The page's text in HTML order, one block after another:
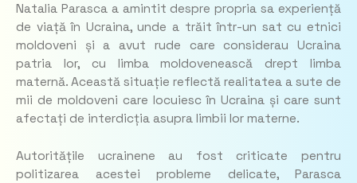
Natalia Parasca a amintit despre propria sa experiență
de viață în Ucraina, unde a trăit într-un sat cu etnici
moldoveni și a avut rude care considerau Ucraina
patria lor, cu limba moldovenească drept limba
maternă. Această situație reflectă realitatea a sute de
mii de moldoveni care locuiesc în Ucraina și care sunt
afectați de interdicția asupra limbii lor materne.
Autoritățile ucrainene au fost criticate pentru
politizarea acestei probleme delicate, Parasca